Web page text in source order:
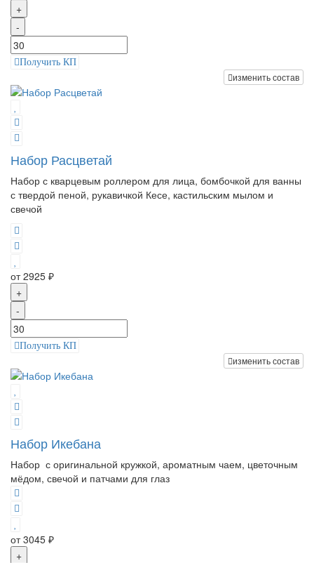
+
-
Получить КП
изменить состав
Набор Расцветай
Набор с кварцевым роллером для лица, бомбочкой для ванны
с твердой пеной, рукавичкой Кесе, кастильским мылом и
свечой
от 2925 ₽
+
-
Получить КП
изменить состав
Набор Икебана
Набор с оригинальной кружкой, ароматным чаем, цветочным
мёдом, свечой и патчами для глаз
от 3045 ₽
+